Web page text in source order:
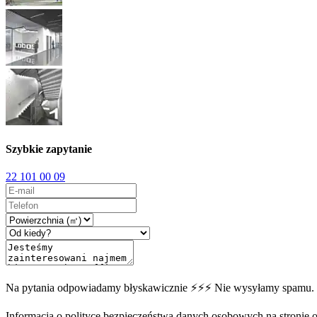
Szybkie zapytanie
22 101 00 09
Na pytania odpowiadamy błyskawicznie ⚡⚡⚡ Nie wysyłamy spamu.